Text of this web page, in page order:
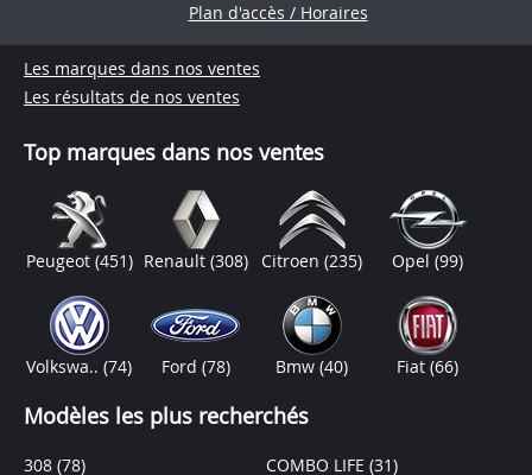
Plan d'accès / Horaires
Les marques dans nos ventes
Les résultats de nos ventes
Top marques dans nos ventes
Peugeot (451) Renault (308) Citroen(235) Opel(99)
Volkswa..(74) Ford (78) Bmw(40) Fiat(66)
Modèles les plus recherchés
308 (78) COMBO LIFE (31)